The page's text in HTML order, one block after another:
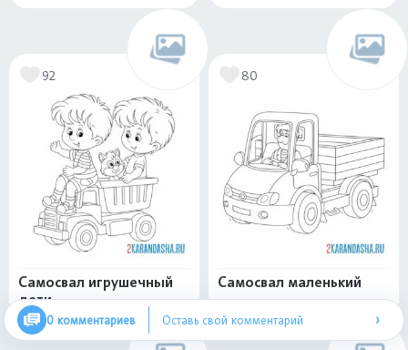
92
Самосвал игрушечный
дети
80
Самосвал маленький
0 комментариев Оставь свой комментарий ›